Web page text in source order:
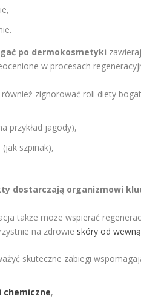
po dermokosmetyki
w procesach
zignorować roli diety
przykład jagody),
szpinak),
dostarczają organizmowi
także może wspierać
na zdrowie skóry od
skuteczne zabiegi
chemiczne,